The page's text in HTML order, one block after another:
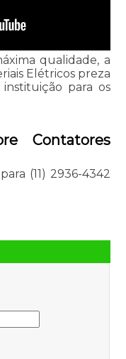
qualidade, a
Elétricos preza
para os
Contatores
(11) 2936-4342